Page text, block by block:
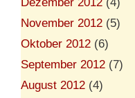
November 2012 (5)
Oktober 2012 (6)
September 2012 (7)
August 2012 (4)